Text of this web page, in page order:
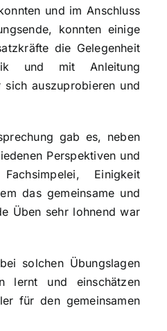
und im Anschluss
konnten einige
die Gelegenheit
und mit Anleitung
sich auszuprobieren und
gab es, neben
Perspektiven und
Einigkeit
das gemeinsame und
Üben sehr lohnend war
solchen Übungslagen
lernt und einschätzen
für den gemeinsamen